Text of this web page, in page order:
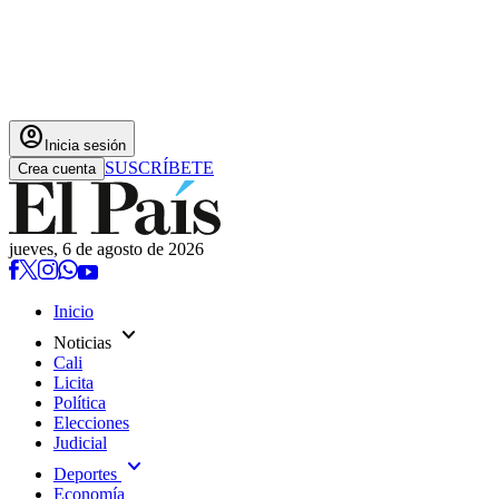
account_circle Inicia sesión
Crea cuenta SUSCRÍBETE
jueves, 6 de agosto de 2026
Inicio
Noticias expand_more
Cali
Licita
Política
Elecciones
Judicial
Deportes expand_more
Economía